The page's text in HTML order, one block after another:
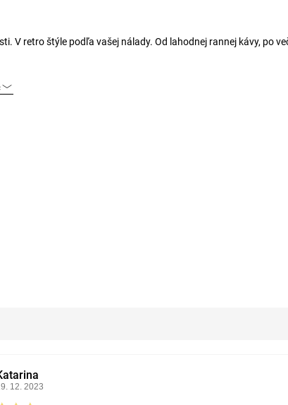
V retro štýle podľa vašej nálady. Od lahodnej rannej kávy, po
12. 2023